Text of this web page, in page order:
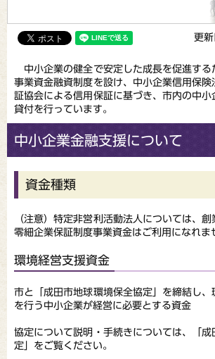
更
中小企業の健全で安定した成長を促進する
事業資金融資制度を設け、中小企業信用保
証協会による信用保証に基づき、市内の中小
貸付を行っています。
中小企業金融支援について
資金種類
（注意）特定非営利活動法人については、
零細企業保証制度事業資金はご利用になれま
環境経営支援資金
市と「成田市地球環境保全協定」を締結し
を行う中小企業が経営に必要とする資金
協定について説明・手続きについては、「
定」をご覧ください。